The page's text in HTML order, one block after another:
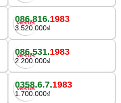
086.816.1983
3.520.000₫
086.531.1983
2.200.000₫
0358.6.7.1983
1.700.000₫